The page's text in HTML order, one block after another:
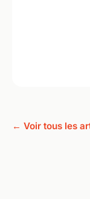
← Voir tous les